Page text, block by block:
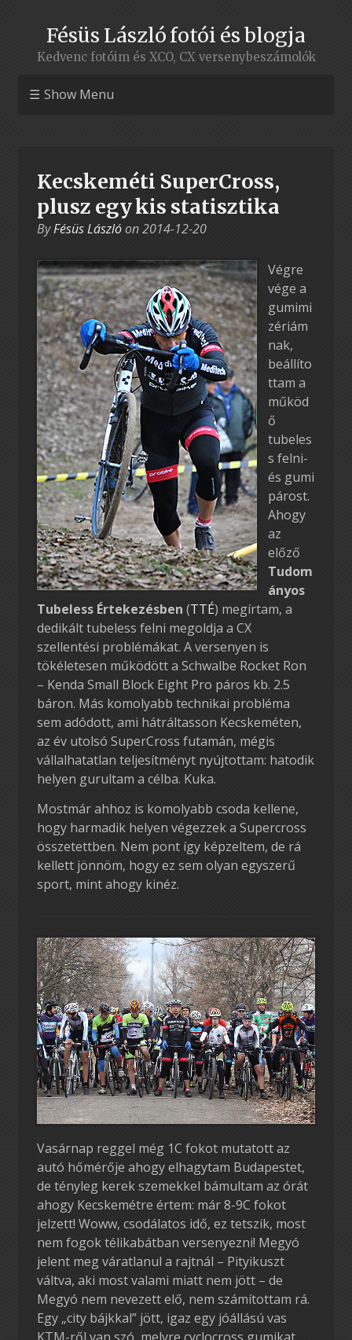
Fésüs László fotói és blogja
Kedvenc fotóim és XCO, CX versenybeszámolók
Show Menu
Kecskeméti SuperCross,
plusz egy kis statisztika
ByFésüs Lászlóon2014-12-20
Végre
vége a
gumimi
zériám
nak,
beállíto
ttam a
működ
ő
tubeles
s felni-
és gumi
párost.
Ahogy
az
előző
Tudom
ányos
Tubeless Értekezésben (TTÉ) megírtam, a
dedikált tubeless felni megoldja a CX
szellentési problémákat. A versenyen is
tökéletesen működött a Schwalbe Rocket Ron
– Kenda Small Block Eight Pro páros kb. 2.5
báron. Más komolyabb technikai probléma
sem adódott, ami hátráltasson Kecskeméten,
az év utolsó SuperCross futamán, mégis
vállalhatatlan teljesítményt nyújtottam: hatodik
helyen gurultam a célba. Kuka.
Mostmár ahhoz is komolyabb csoda kellene,
hogy harmadik helyen végezzek a Supercross
összetettben. Nem pont így képzeltem, de rá
kellett jönnöm, hogy ez sem olyan egyszerű
sport, mint ahogy kinéz.
Vasárnap reggel még 1C fokot mutatott az
autó hőmérője ahogy elhagytam Budapestet,
de tényleg kerek szemekkel bámultam az órát
ahogy Kecskemétre értem: már 8-9C fokot
jelzett! Woww, csodálatos idő, ez tetszik, most
nem fogok télikabátban versenyezni! Megyó
jelent meg váratlanul a rajtnál – Pityikuszt
váltva, aki most valami miatt nem jött – de
Megyó nem nevezett elő, nem számítottam rá.
Egy „city bájkkal” jött, igaz egy jóállású vas